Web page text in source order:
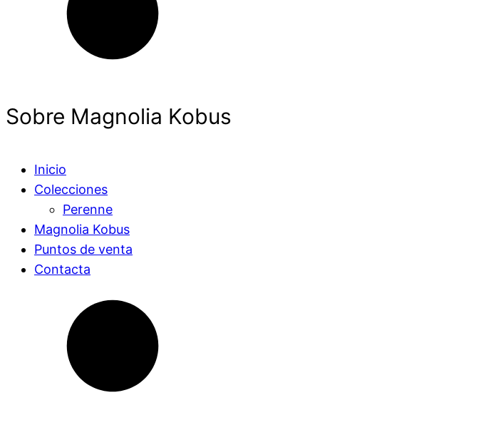
Sobre Magnolia Kobus
Inicio
Colecciones
Perenne
Magnolia Kobus
Puntos de venta
Contacta